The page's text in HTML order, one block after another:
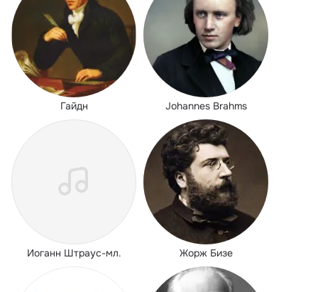
Гайдн Johannes Brahms
Иоганн Штраус-мл. Жорж Бизе